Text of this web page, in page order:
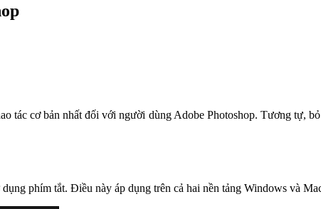
phím tắt. Điều này áp dụng trên cả hai nền tảng Windows và Mac.